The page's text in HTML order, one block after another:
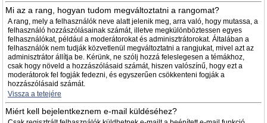
Mi az a rang, hogyan tudom megváltoztatni a rangomat?
A rang, mely a felhasználók neve alatt jelenik meg, arra való, hogy mutassa, a
felhasználó hozzászólásainak számát, illetve megkülönböztessen egyes
felhasználókat, például a moderátorokat és adminisztrátorokat. Általában a
felhasználók nem tudják közvetlenül megváltoztatni a rangjukat, mivel azt az
adminisztrátor állítja be. Kérünk, ne szólj hozzá feleslegesen a témákhoz,
csak hogy növeld a hozzászólásaid számát, hiszen valószínű, hogy ezt a
moderátorok fel fogják fedezni, és egyszerűen csökkenteni fogják a
hozzászólásaid számát.
Vissza a tetejére
Miért kell bejelentkeznem e-mail küldéséhez?